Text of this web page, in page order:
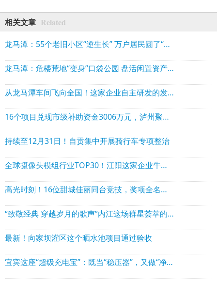
相关文章 Related
龙马潭：55个老旧小区“逆生长” 万户居民圆了“宜居梦”
龙马潭：危楼荒地“变身”口袋公园 盘活闲置资产惠及数千群众
从龙马潭车间飞向全国！这家企业自主研发的发动机亮相全国展会
16个项目兑现市级补助资金3006万元，泸州聚焦工业领域大规模设备更新
持续至12月31日！自贡集中开展骑行车专项整治
全球摄像头模组行业TOP30！江阳这家企业牛在哪？
高光时刻！16位甜城佳丽同台竞技，奖项全名单公布
“致敬经典 穿越岁月的歌声”内江这场群星荟萃的演唱会即将开唱
最新！向家坝灌区这个晒水池项目通过验收
宜宾这座“超级充电宝”：既当“稳压器”，又做“净化器”